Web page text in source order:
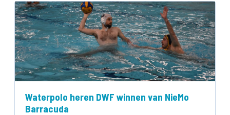
Waterpolo heren DWF winnen van NieMo
Barracuda